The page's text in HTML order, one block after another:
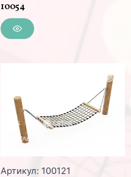
10054
Артикул: 100121